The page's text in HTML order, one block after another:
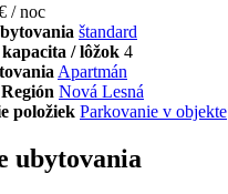
/ noc
štandard
/ lôžok 4
Apartmán
Nová Lesná
položiek Parkovanie v objekte
ubytovania